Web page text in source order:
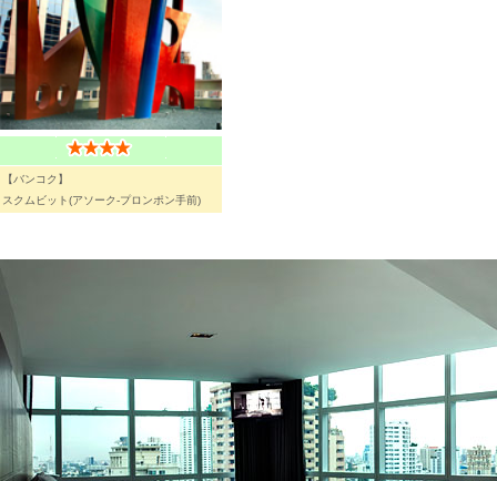
【バンコク】
スクムビット(アソーク-プロンポン手前)